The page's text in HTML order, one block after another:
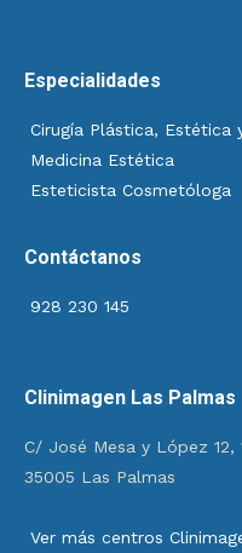
Especialidades
Cirugía Plástica, Estética
Medicina Estética
Esteticista Cosmetóloga
Contáctanos
928 230 145
Clinimagen Las Palmas
C/ José Mesa y López 12,
35005 Las Palmas
Ver más centros